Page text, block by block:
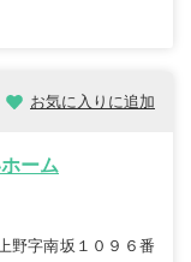
お気に入りに追加
ーム
野字南坂１０９６番